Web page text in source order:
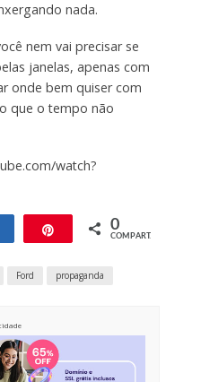
nada.
nem vai precisar se
janelas, apenas com
onde bem quiser com
que o tempo não
watch?
Compartilhar 0
COMPART.
Ford propaganda